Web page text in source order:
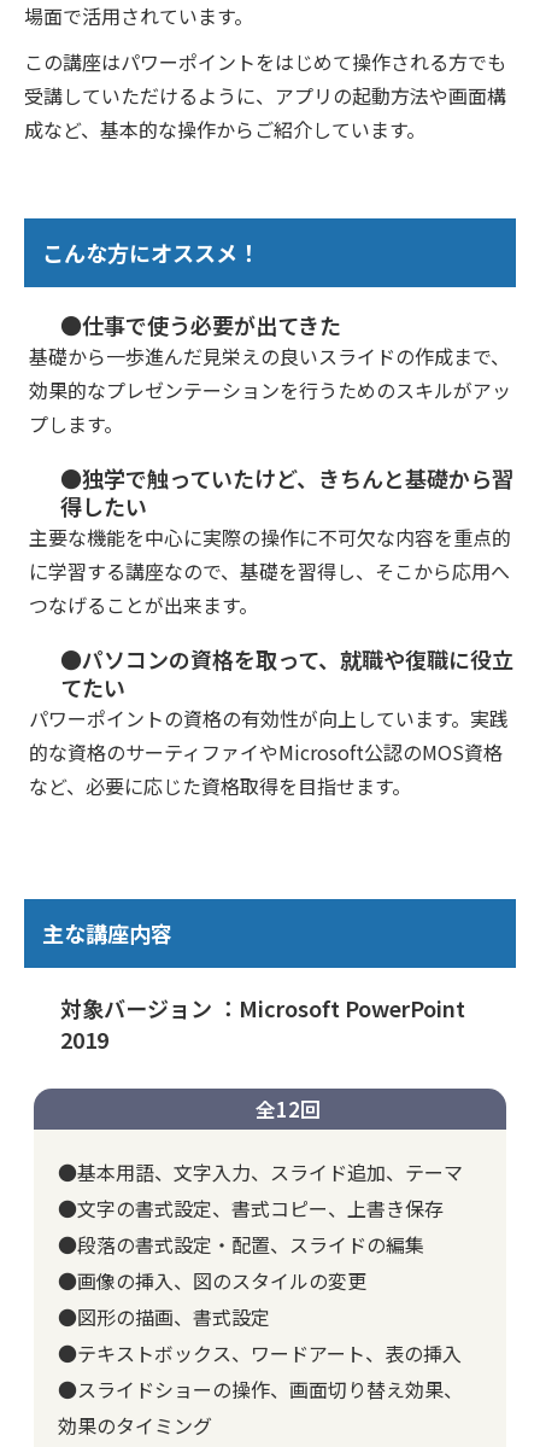
場面で活用されています。
この講座はパワーポイントをはじめて操作される方でも
受講していただけるように、アプリの起動方法や画面構
成など、基本的な操作からご紹介しています。
こんな方にオススメ！
●仕事で使う必要が出てきた
基礎から一歩進んだ見栄えの良いスライドの作成まで、
効果的なプレゼンテーションを行うためのスキルがアッ
プします。
●独学で触っていたけど、きちんと基礎から習
得したい
主要な機能を中心に実際の操作に不可欠な内容を重点的
に学習する講座なので、基礎を習得し、そこから応用へ
つなげることが出来ます。
●パソコンの資格を取って、就職や復職に役立
てたい
パワーポイントの資格の有効性が向上しています。実践
的な資格のサーティファイやMicrosoft公認のMOS資格
など、必要に応じた資格取得を目指せます。
主な講座内容
対象バージョン ：Microsoft PowerPoint
2019
全12回
●基本用語、文字入力、スライド追加、テーマ
●文字の書式設定、書式コピー、上書き保存
●段落の書式設定・配置、スライドの編集
●画像の挿入、図のスタイルの変更
●図形の描画、書式設定
●テキストボックス、ワードアート、表の挿入
●スライドショーの操作、画面切り替え効果、
効果のタイミング